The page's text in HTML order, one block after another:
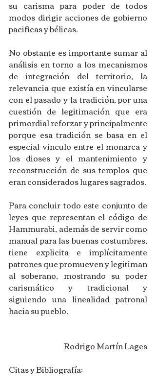
su carisma para poder de todos
modos dirigir acciones de gobierno
pacificas y bélicas.
No obstante es importante sumar al
análisis en torno a los mecanismos
de integración del territorio, la
relevancia que existía en vincularse
con el pasado y la tradición, por una
cuestión de legitimación que era
primordial reforzar y principalmente
porque esa tradición se basa en el
especial vinculo entre el monarca y
los dioses y el mantenimiento y
reconstrucción de sus templos que
eran considerados lugares sagrados.
Para concluir todo este conjunto de
leyes que representan el código de
Hammurabi, además de servir como
manual para las buenas costumbres,
tiene explicita e implícitamente
patrones que promueven y legitiman
al soberano, mostrando su poder
carismático y tradicional y
siguiendo una linealidad patronal
hacia su pueblo.
Rodrigo Martín Lages
Citas y Bibliografía: